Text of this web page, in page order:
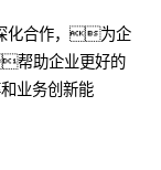
化合作，为企
帮助企业更好的
业务创新能